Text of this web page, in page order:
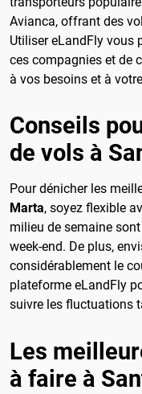
Avianca, offrant des
Utiliser eLandFly vous
ces compagnies et de
à vos besoins et à
Conseils
de vols à
Pour dénicher les
Marta, soyez flexible
milieu de semaine
week-end. De plus,
considérablement le
plateforme eLandFly
suivre les fluctuations
Les
à faire à